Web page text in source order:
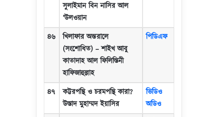
সুলাইমান বিন নাসির আল
‘উলওয়ান
৪৬
খিলাফার অন্তরালে
(সংশোধিত) –শাইখ আবু
কাতাদাহ আল ফিলিস্তিনী
হাফিজাহুল্লাহ
পিডিএফ
৪৭ কট্টরপন্থি ও চরমপন্থি কারা?
উস্তাদ মুহাম্মদ ইয়াসির
ভিডিও
অডিও